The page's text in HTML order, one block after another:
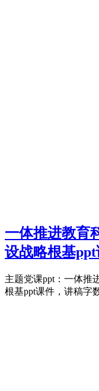
一体推进教育
设战略根基
主题党课ppt：一体推
根基ppt课件，讲稿字